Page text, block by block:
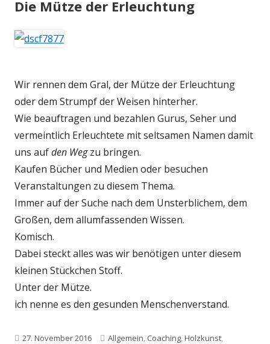
Die Mütze der Erleuchtung
Wir rennen dem Gral, der Mütze der Erleuchtung
oder dem Strumpf der Weisen hinterher.
Wie beauftragen und bezahlen Gurus, Seher und
vermeintlich Erleuchtete mit seltsamen Namen damit
uns aufden Wegzu bringen.
Kaufen Bücher und Medien oder besuchen
Veranstaltungen zu diesem Thema.
Immer auf der Suche nach dem Unsterblichem, dem
Großen, dem allumfassenden Wissen.
Komisch.
Dabei steckt alles was wir benötigen unter diesem
kleinen Stückchen Stoff.
Unter der Mütze.
ich nenne es den gesunden Menschenverstand.
Veröffentlicht
27. November 2016 Kategorien
Allgemein, Coaching,Holzkunst,